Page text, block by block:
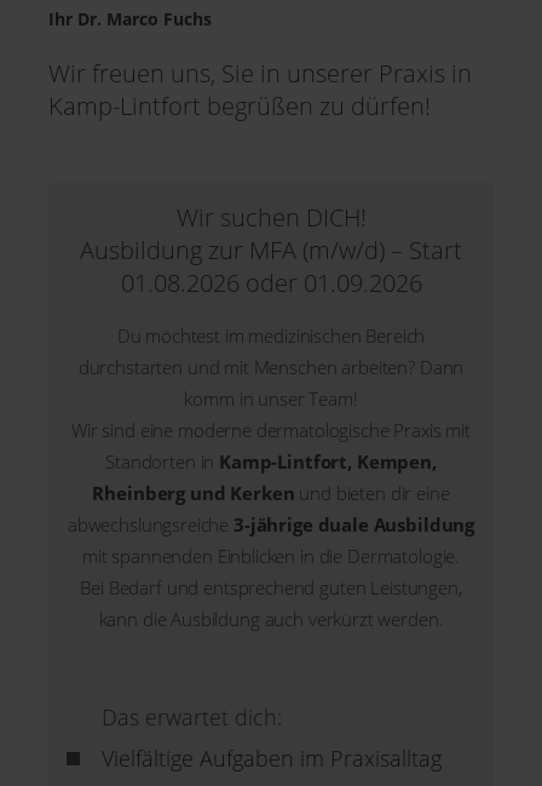
Ihr Dr. Marco Fuchs
Wir freuen uns, Sie in unserer Praxis in
Kamp-Lintfort begrüßen zu dürfen!
Wir suchen DICH!
Ausbildung zur MFA (m/w/d) – Start
01.08.2026 oder 01.09.2026
Du möchtest im medizinischen Bereich
durchstarten und mit Menschen arbeiten? Dann
komm in unser Team!
Wir sind eine moderne dermatologische Praxis mit
Standorten in Kamp-Lintfort, Kempen,
Rheinberg und Kerken und bieten dir eine
abwechslungsreiche 3-jährige duale Ausbildung
mit spannenden Einblicken in die Dermatologie.
Bei Bedarf und entsprechend guten Leistungen,
kann die Ausbildung auch verkürzt werden.
Das erwartet dich:
Vielfältige Aufgaben im Praxisalltag